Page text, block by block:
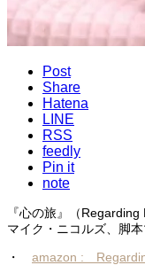
Post
Share
Hatena
LINE
RSS
feedly
Pin it
note
『心の旅』（
マイク・ニコルズ、脚
・ amazon :